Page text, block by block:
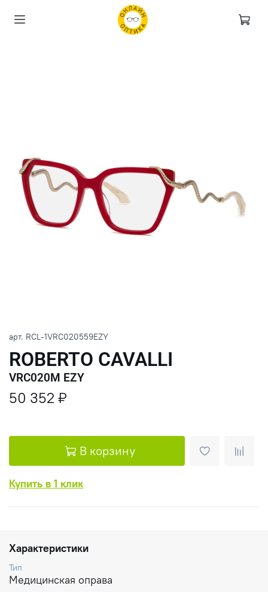
арт. RCL-1VRC020559EZY
ROBERTO CAVALLI
VRC020M EZY
50 352 ₽
В корзину
Купить в 1 клик
Характеристики
Тип
Медицинская оправа